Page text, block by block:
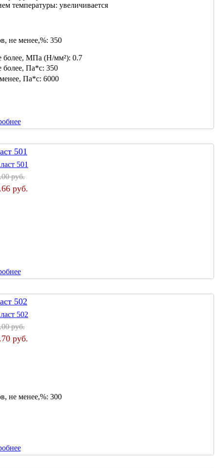
температуры: увеличивается
не менее,%: 350
более, МПа (Н/мм²): 0.7
более, Па*с: 350
Па*с: 6000
501
руб.
руб.
502
руб.
руб.
не менее,%: 300